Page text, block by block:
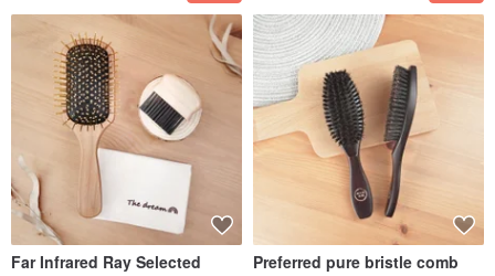
Far Infrared Ray Selected
Preferred pure bristle comb